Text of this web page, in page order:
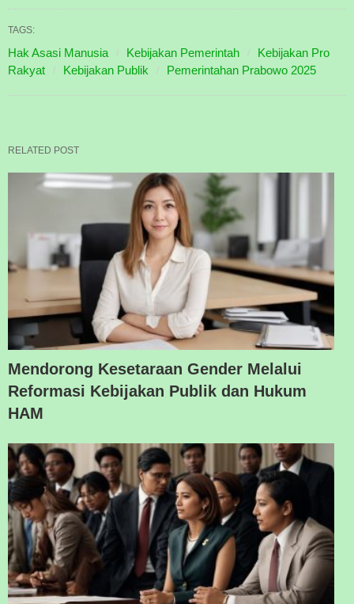
TAGS:
Hak Asasi Manusia Kebijakan Pemerintah
Kebijakan Pro
Rakyat
Kebijakan Publik Pemerintahan Prabowo 2025
RELATED POST
Mendorong Kesetaraan Gender Melalui
Reformasi Kebijakan Publik dan Hukum
HAM